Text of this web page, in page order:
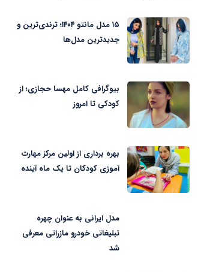
۱۵ مدل مانتو ۱۴۰۴؛ ترندی‌ترین و
جدیدترین مدل‌ها
بیوگرافی کامل مهسا حجازی؛ از
کودکی تا امروز
بهره برداری از اولین مرکز مهارت
آموزی کودکان تا یک ماه آینده
مدل ایرانی به عنوان چهره
تبلیغاتی خودرو مازراتی معرفی
شد